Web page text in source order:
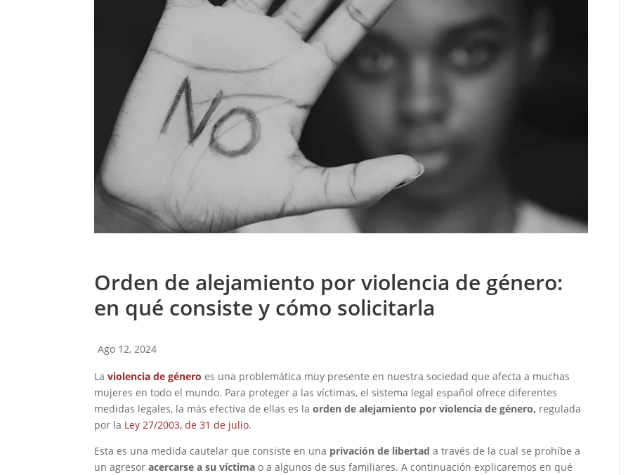
Orden de alejamiento por violencia de género:
en qué consiste y cómo solicitarla
Ago 12, 2024
La violencia de género es una problemática muy presente en nuestra sociedad que afecta a muchas
mujeres en todo el mundo. Para proteger a las víctimas, el sistema legal español ofrece diferentes
medidas legales, la más efectiva de ellas es laorden de alejamiento por violencia de género, regulada
por la Ley 27/2003, de 31 de julio.
Esta es una medida cautelar que consiste en una privación de libertada través de la cual se prohíbe a
un agresoracercarse a su víctima o a algunos de sus familiares. A continuación explicaremos en qué